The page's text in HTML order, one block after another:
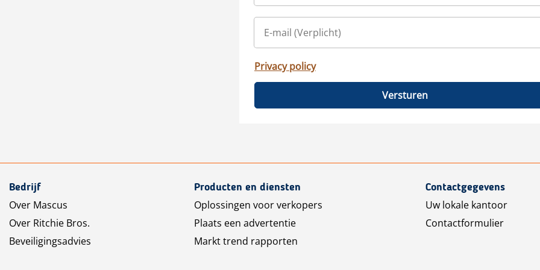
Privacy policy
Versturen
Bedrijf
Over Mascus
Over Ritchie Bros.
Beveiligingsadvies
Producten en diensten
Oplossingen voor verkopers
Plaats een advertentie
Markt trend rapporten
Contactgegevens
Uw lokale kantoor
Contactformulier